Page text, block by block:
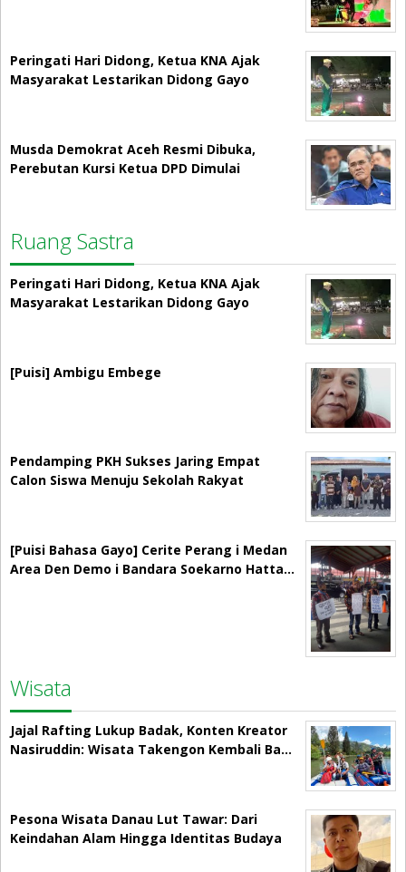
Peringati Hari Didong, Ketua KNA Ajak
Masyarakat Lestarikan Didong Gayo
Musda Demokrat Aceh Resmi Dibuka,
Perebutan Kursi Ketua DPD Dimulai
Ruang Sastra
Peringati Hari Didong, Ketua KNA Ajak
Masyarakat Lestarikan Didong Gayo
[Puisi] Ambigu Embege
Pendamping PKH Sukses Jaring Empat
Calon Siswa Menuju Sekolah Rakyat
[Puisi Bahasa Gayo] Cerite Perang i Medan
Area Den Demo i Bandara Soekarno Hatta…
Wisata
Jajal Rafting Lukup Badak, Konten Kreator
Nasiruddin: Wisata Takengon Kembali Ba…
Pesona Wisata Danau Lut Tawar: Dari
Keindahan Alam Hingga Identitas Budaya